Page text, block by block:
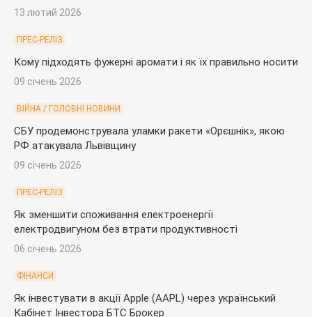
13 лютий 2026
ПРЕС-РЕЛІЗ
Кому підходять фужерні аромати і як їх правильно носити
09 січень 2026
ВІЙНА / ГОЛОВНІ НОВИНИ
СБУ продемонструвала уламки ракети «Орєшнік», якою
РФ атакувала Львівщину
09 січень 2026
ПРЕС-РЕЛІЗ
Як зменшити споживання електроенергії
електродвигуном без втрати продуктивності
06 січень 2026
ФІНАНСИ
Як інвестувати в акції Apple (AAPL) через український
Кабінет Інвестора БТС Брокер